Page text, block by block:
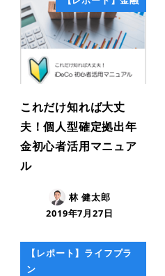
これだけ知れば大丈
夫！個人型確定拠出年
金初心者活用マニュア
ル
林 健太郎
2019年7月27日
【レポート】ライフプラ
ン